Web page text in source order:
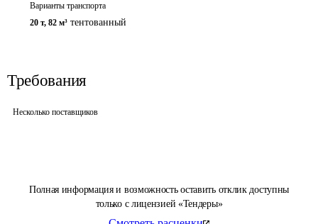
Полная информация и возможность оставить отклик доступны
только с лицензией «Тендеры»
Варианты транспорта
20 т, 82 м³ тентованный
Требования
Несколько поставщиков